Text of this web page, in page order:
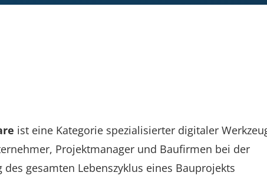
ist eine Kategorie spezialisierter digitaler
Projektmanager und Baufirmen bei der
des gesamten Lebenszyklus eines Bauprojekts